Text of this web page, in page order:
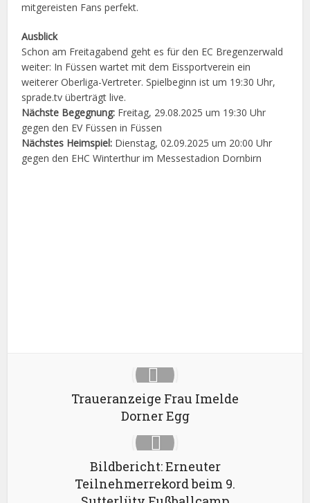
mitgereisten Fans perfekt.
Ausblick
Schon am Freitagabend geht es für den EC Bregenzerwald
weiter: In Füssen wartet mit dem Eissportverein ein
weiterer Oberliga-Vertreter. Spielbeginn ist um 19:30 Uhr,
sprade.tv überträgt live.
Nächste Begegnung: Freitag, 29.08.2025 um 19:30 Uhr
gegen den EV Füssen in Füssen
Nächstes Heimspiel: Dienstag, 02.09.2025 um 20:00 Uhr
gegen den EHC Winterthur im Messestadion Dornbirn
Traueranzeige Frau Imelde
Dorner Egg
Bildbericht: Erneuter
Teilnehmerrekord beim 9.